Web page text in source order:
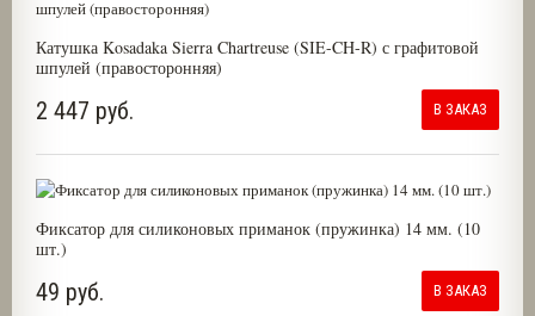
Катушка Kosadaka Sierra Chartreuse (SIE-CH-R) с графитовой
шпулей (правосторонняя)
2 447 руб. В ЗАКАЗ
Фиксатор для силиконовых приманок (пружинка) 14 мм. (10
шт.)
49 руб. В ЗАКАЗ